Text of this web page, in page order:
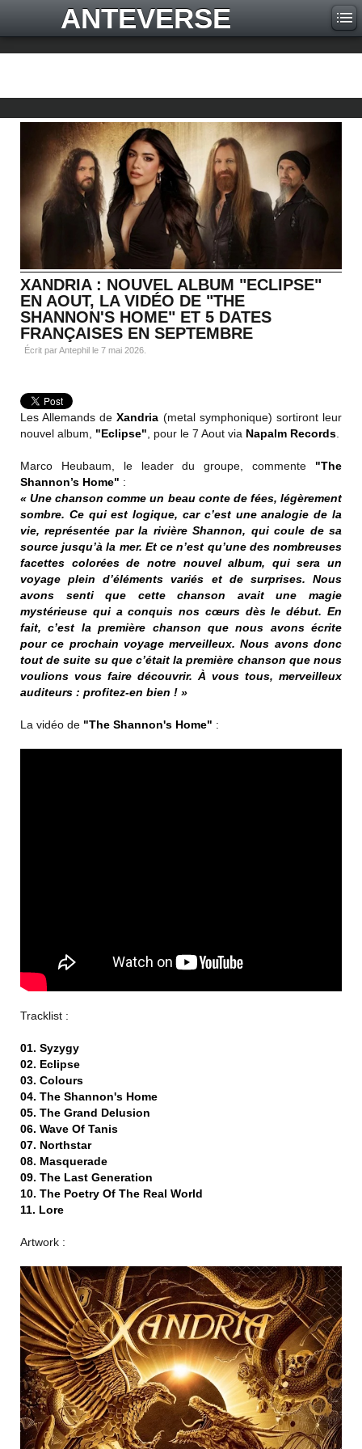
ANTEVERSE
XANDRIA : NOUVEL ALBUM "ECLIPSE"
EN AOUT, LA VIDÉO DE "THE
SHANNON'S HOME" ET 5 DATES
FRANÇAISES EN SEPTEMBRE
Écrit par Antephil le 7 mai 2026
Les Allemands deXandria (metal symphonique) sortiront leur
nouvel album, "Eclipse" , pour le 7 Aout via Napalm Records
Marco Heubaum, le leader du groupe, commente "The
Shannon’s Home" :
« Une chanson comme un beau conte de fées, légèrement
sombre. Ce qui est logique, car c’est une analogie de la
vie, représentée par la rivière Shannon, qui coule de sa
source jusqu’à la mer. Et ce n’est qu’une des nombreuses
facettes colorées de notre nouvel album, qui sera un
voyage plein d’éléments variés et de surprises. Nous
avons senti que cette chanson avait une magie
mystérieuse qui a conquis nos cœurs dès le début. En
fait, c’est la première chanson que nous avons écrite
pour ce prochain voyage merveilleux. Nous avons donc
tout de suite su que c’était la première chanson que nous
voulions vous faire découvrir. À vous tous, merveilleux
auditeurs : profitez-en bien ! »
La vidéo de "The Shannon's Home" :
Tracklist :
01. Syzygy
02. Eclipse
03. Colours
04. The Shannon's Home
05. The Grand Delusion
06. Wave Of Tanis
07. Northstar
08. Masquerade
09. The Last Generation
10. The Poetry Of The Real World
11. Lore
Artwork :